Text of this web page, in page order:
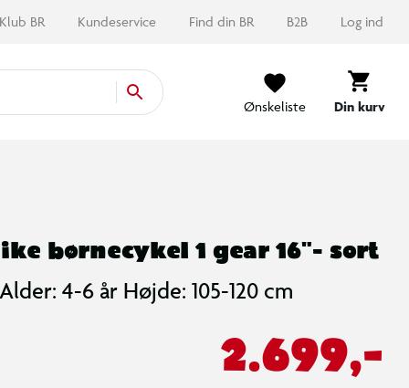
Klub BR Kundeservice Find din BR B2B Log ind
Ønskeliste Din kurv
børnecykel 1 gear 16"- sort
Alder: 4-6 år Højde: 105-120 cm
2.699,-